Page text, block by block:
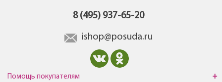
8 (495) 937-65-20
ishop@posuda.ru
Помощь покупателям